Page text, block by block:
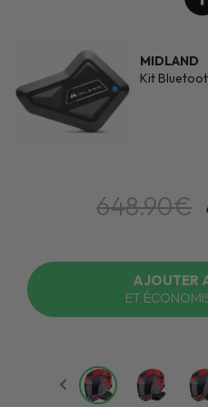
MIDLAND
Kit
648.90€
AJOUTER
ET